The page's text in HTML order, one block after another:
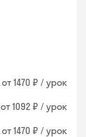
от 1470 ₽ / урок
от 1092 ₽ / урок
от 1470 ₽ / урок